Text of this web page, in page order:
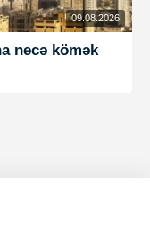
09.08.2026
necə kömək